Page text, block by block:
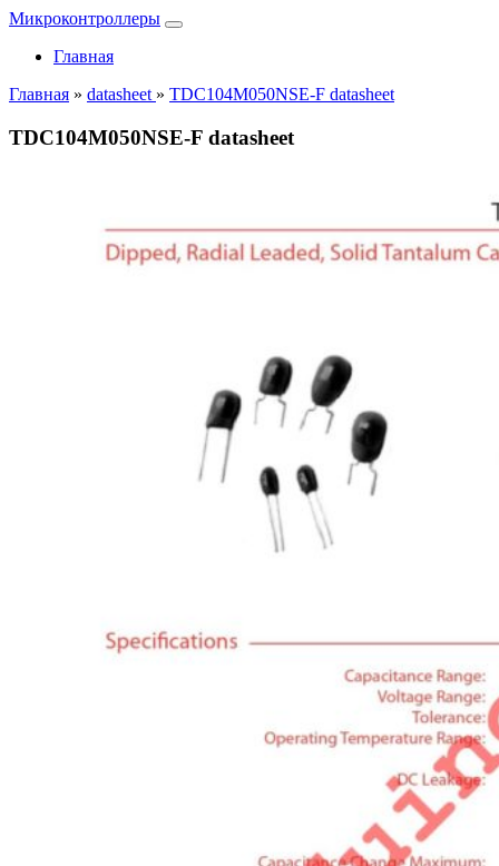
Микроконтроллеры
Главная
Главная » datasheet » TDC104M050NSE-F datasheet
TDC104M050NSE-F datasheet